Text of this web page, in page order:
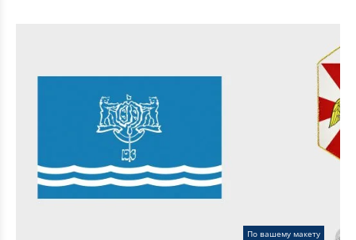
Срочное изготовление флагов
По вашему макету